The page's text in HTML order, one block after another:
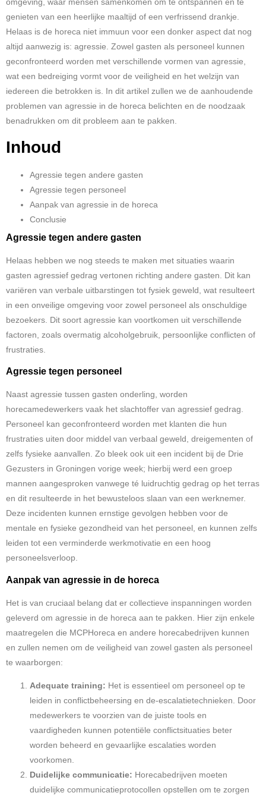
genieten van een heerlijke maaltijd of een verfrissend drankje.
Helaas is de horeca niet immuun voor een donker aspect dat nog
altijd aanwezig is: agressie. Zowel gasten als personeel kunnen
geconfronteerd worden met verschillende vormen van agressie,
wat een bedreiging vormt voor de veiligheid en het welzijn van
iedereen die betrokken is. In dit artikel zullen we de aanhoudende
problemen van agressie in de horeca belichten en de noodzaak
benadrukken om dit probleem aan te pakken.
Inhoud
Agressie tegen andere gasten
Agressie tegen personeel
Aanpak van agressie in de horeca
Conclusie
Agressie tegen andere gasten
Helaas hebben we nog steeds te maken met situaties waarin
gasten agressief gedrag vertonen richting andere gasten. Dit kan
variëren van verbale uitbarstingen tot fysiek geweld, wat resulteert
in een onveilige omgeving voor zowel personeel als onschuldige
bezoekers. Dit soort agressie kan voortkomen uit verschillende
factoren, zoals overmatig alcoholgebruik, persoonlijke conflicten of
frustraties.
Agressie tegen personeel
Naast agressie tussen gasten onderling, worden
horecamedewerkers vaak het slachtoffer van agressief gedrag.
Personeel kan geconfronteerd worden met klanten die hun
frustraties uiten door middel van verbaal geweld, dreigementen of
zelfs fysieke aanvallen. Zo bleek ook uit een incident bij de Drie
Gezusters in Groningen vorige week; hierbij werd een groep
mannen aangesproken vanwege té luidruchtig gedrag op het terras
en dit resulteerde in het bewusteloos slaan van een werknemer.
Deze incidenten kunnen ernstige gevolgen hebben voor de
mentale en fysieke gezondheid van het personeel, en kunnen zelfs
leiden tot een verminderde werkmotivatie en een hoog
personeelsverloop.
Aanpak van agressie in de horeca
Het is van cruciaal belang dat er collectieve inspanningen worden
geleverd om agressie in de horeca aan te pakken. Hier zijn enkele
maatregelen die MCPHoreca en andere horecabedrijven kunnen
en zullen nemen om de veiligheid van zowel gasten als personeel
te waarborgen:
Adequate training: Het is essentieel om personeel op te
leiden in conflictbeheersing en de-escalatietechnieken. Door
medewerkers te voorzien van de juiste tools en
vaardigheden kunnen potentiële conflictsituaties beter
worden beheerd en gevaarlijke escalaties worden
voorkomen.
Duidelijke communicatie: Horecabedrijven moeten
duidelijke communicatieprotocollen opstellen om te zorgen